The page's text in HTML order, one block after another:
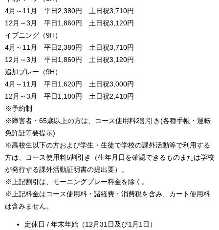
4月～11月 平日2,380円 土日祝3,710円
12月～3月 平日1,860円 土日祝3,120円
イブニング（9H）
4月～11月 平日2,380円 土日祝3,710円
12月～3月 平日1,860円 土日祝3,120円
追加プレー（9H）
4月～11月 平日1,620円 土日祝3,000円
12月～3月 平日1,100円 土日祝2,410円
※予約制
※障害者・65歳以上の方は、コース使用料2割引き(各種手帳・運転
免許証等要提示)
※高校生以下の方および学生・生徒で学校の課外活動等で利用する
方は、コース使用料5割引き（生年月日を確認できるものまたは学校
が発行する課外活動証明書の提出要）。
※上記割引は、モーニングプレー料金を除く。
※上記料金はコース使用料・諸経費・消費税を含み、カート使用料
は含みません。
定休日 / 年末年始（12月31日及び1月1日）